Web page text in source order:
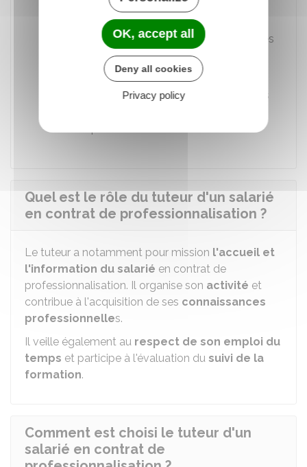
universitaires
Bénéfice de réductions pour des activités
de loisirs et sportives (sport, cinéma,
théâtre, etc.)
Bénéfice de tarifs réduits et préférentiels
Quel est le rôle du tuteur d'un salarié
en contrat de professionnalisation ?
Le tuteur a notamment pour mission l'accueil et
l'information du salarié en contrat de
professionnalisation. Il organise son activité et
contribue à l'acquisition de ses connaissances
professionnelles.
Il veille également au respect de son emploi du
temps et participe à l'évaluation du suivi de la
formation.
Comment est choisi le tuteur d'un
salarié en contrat de
OK, accept all
Deny all cookies
Privacy policy